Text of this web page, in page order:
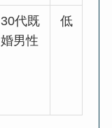
30代既
婚男性
低